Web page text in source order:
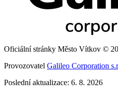
Oficiální stránky Město Vítkov ©
Provozovatel Galileo Corporation
Poslední aktualizace: 6. 8. 2026